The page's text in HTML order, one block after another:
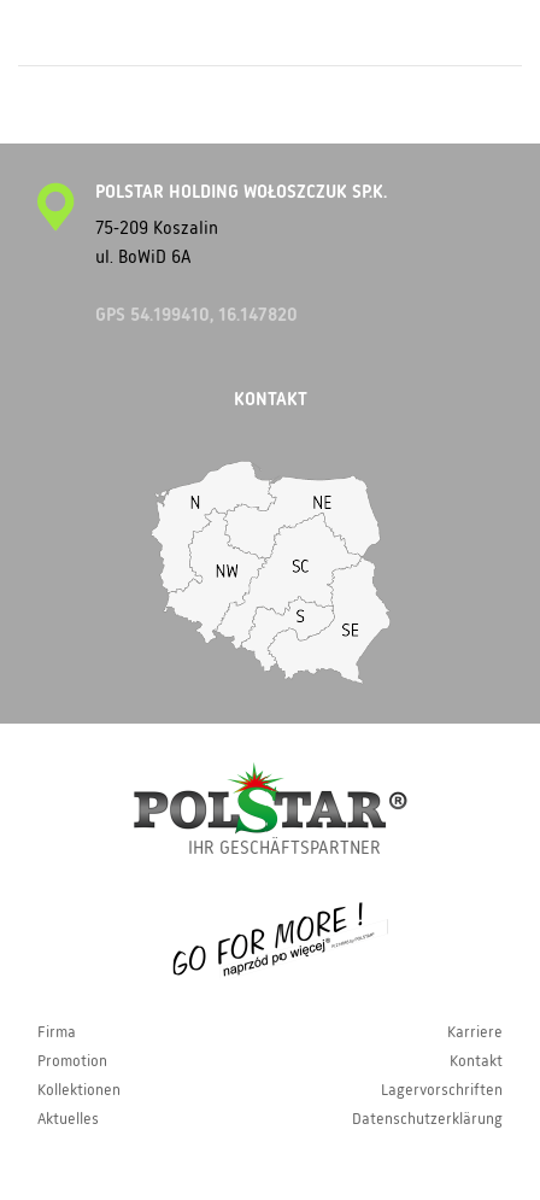
POLSTAR HOLDING WOŁOSZCZUK SP.K.
75-209 Koszalin
ul. BoWiD 6A
GPS 54.199410, 16.147820
KONTAKT
IHR GESCHÄFTSPARTNER
Firma
Promotion
Kollektionen
Aktuelles
Karriere
Kontakt
Lagervorschriften
Datenschutzerklärung